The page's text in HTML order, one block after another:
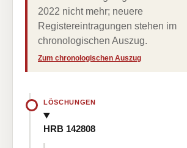
2022 nicht mehr; neuere
Registereintragungen stehen im
chronologischen Auszug.
Zum chronologischen Auszug
LÖSCHUNGEN
HRB 142808